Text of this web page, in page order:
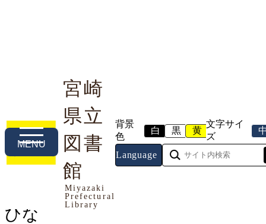
宮崎
県立
図書
館
Miyazaki
Prefectural
Library
背景
色
白 黒 黄
文字サイ
ズ
Language
MENU
利用案内 本や資料を探す 調べる・相談する
トップページ> お知らせ> ひなた電子図書館（電
子書籍サービス）開始のお知らせ
ひな